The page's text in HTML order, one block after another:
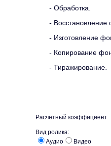
- Обработка.
- Восстановление
- Изготовление
- Копирование
- Тиражирование.
Расчётный коэффициент
Вид ролика:
Аудио
Видео